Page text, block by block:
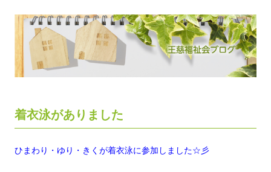
着衣泳がありました
ひまわり・ゆり・きくが着衣泳に参加しました☆彡